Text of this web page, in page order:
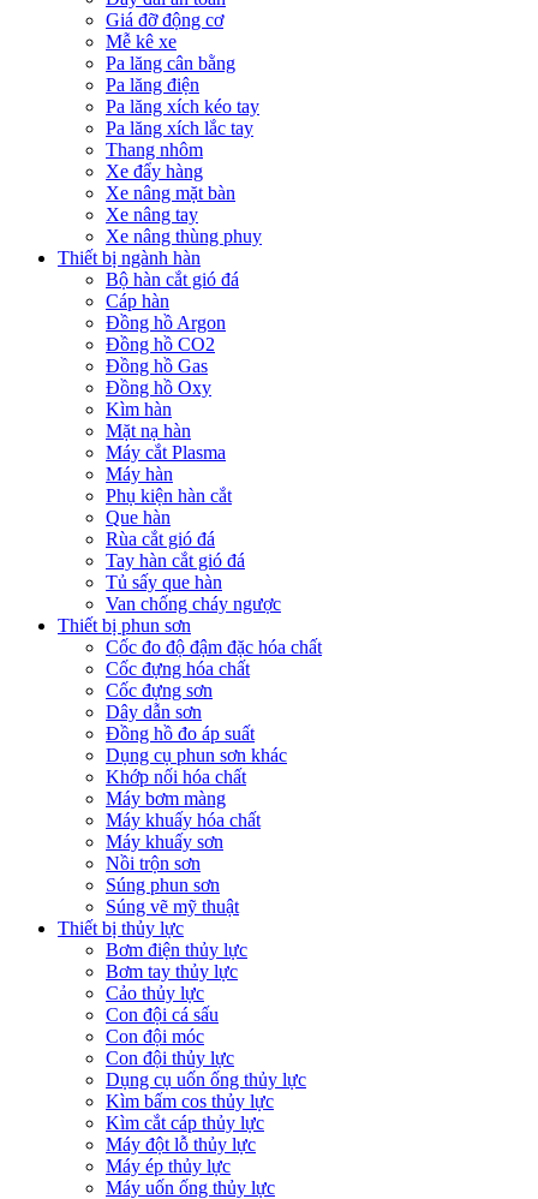
Giá đỡ động cơ
Mễ kê xe
Pa lăng cân bằng
Pa lăng điện
Pa lăng xích kéo tay
Pa lăng xích lắc tay
Thang nhôm
Xe đẩy hàng
Xe nâng mặt bàn
Xe nâng tay
Xe nâng thùng phuy
Thiết bị ngành hàn
Bộ hàn cắt gió đá
Cáp hàn
Đồng hồ Argon
Đồng hồ CO2
Đồng hồ Gas
Đồng hồ Oxy
Kìm hàn
Mặt nạ hàn
Máy cắt Plasma
Máy hàn
Phụ kiện hàn cắt
Que hàn
Rùa cắt gió đá
Tay hàn cắt gió đá
Tủ sấy que hàn
Van chống cháy ngược
Thiết bị phun sơn
Cốc đo độ đậm đặc hóa chất
Cốc đựng hóa chất
Cốc đựng sơn
Dây dẫn sơn
Đồng hồ đo áp suất
Dụng cụ phun sơn khác
Khớp nối hóa chất
Máy bơm màng
Máy khuấy hóa chất
Máy khuấy sơn
Nồi trộn sơn
Súng phun sơn
Súng vẽ mỹ thuật
Thiết bị thủy lực
Bơm điện thủy lực
Bơm tay thủy lực
Cảo thủy lực
Con đội cá sấu
Con đội móc
Con đội thủy lực
Dụng cụ uốn ống thủy lực
Kìm bấm cos thủy lực
Kìm cắt cáp thủy lực
Máy đột lỗ thủy lực
Máy ép thủy lực
Máy uốn ống thủy lực